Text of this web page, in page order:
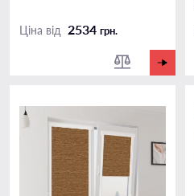
Ціна від 2534 грн.